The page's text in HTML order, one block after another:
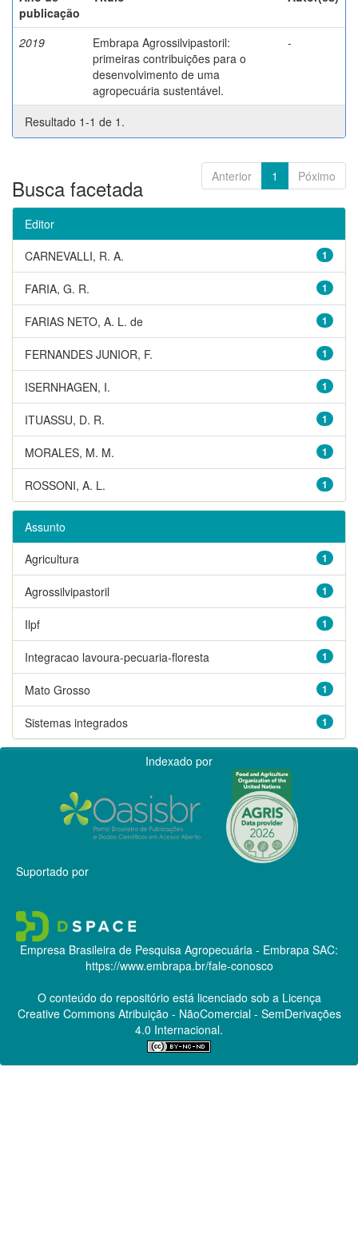
publicação
2019
Embrapa Agrossilvipastoril:
primeiras contribuições para o
desenvolvimento de uma
agropecuária sustentável.
-
Resultado 1-1 de 1.
Anterior 1 Póximo
Busca facetada
Editor
1
CARNEVALLI, R. A.
1
FARIA, G. R.
1
FARIAS NETO, A. L. de
1
FERNANDES JUNIOR, F.
1
ISERNHAGEN, I.
1
ITUASSU, D. R.
1
MORALES, M. M.
1
ROSSONI, A. L.
Assunto
1
Agricultura
1
Agrossilvipastoril
1
Ilpf
1
Integracao lavoura-pecuaria-floresta
1
Mato Grosso
1
Sistemas integrados
Indexado por
Suportado por
Empresa Brasileira de Pesquisa Agropecuária - Embrapa SAC:
https://www.embrapa.br/fale-conosco
O conteúdo do repositório está licenciado sob a Licença
Creative CommonsAtribuição - NãoComercial - SemDerivações
4.0 Internacional.